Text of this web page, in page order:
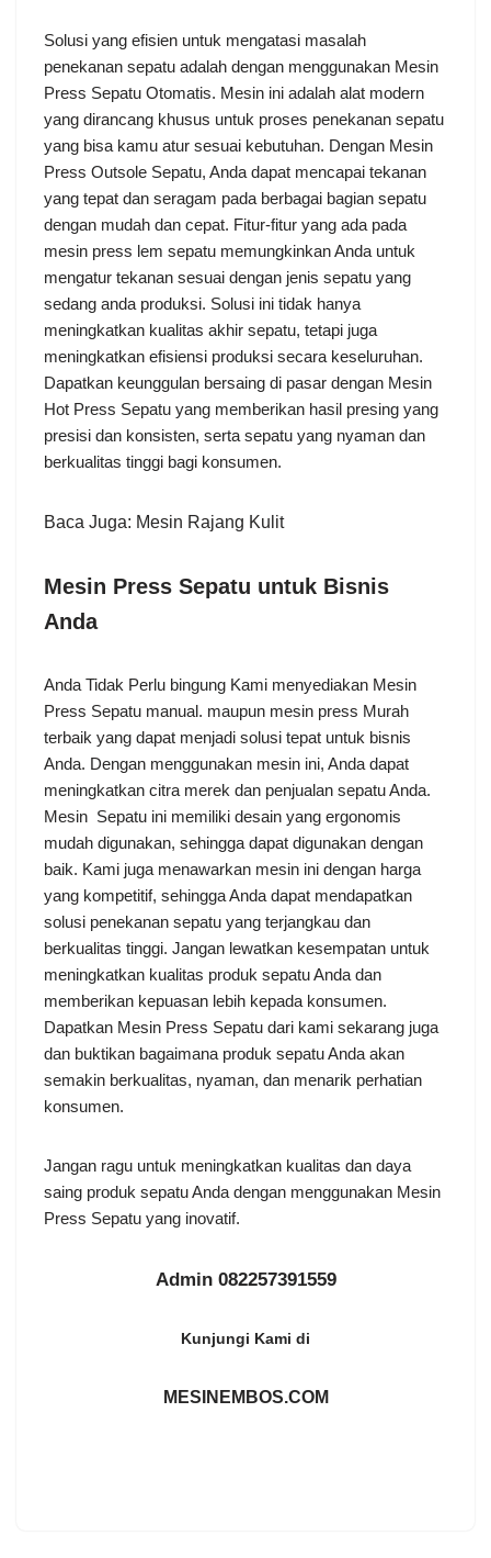
Solusi yang efisien untuk mengatasi masalah
penekanan sepatu adalah dengan menggunakan Mesin
Press Sepatu Otomatis. Mesin ini adalah alat modern
yang dirancang khusus untuk proses penekanan sepatu
yang bisa kamu atur sesuai kebutuhan. Dengan Mesin
Press Outsole Sepatu, Anda dapat mencapai tekanan
yang tepat dan seragam pada berbagai bagian sepatu
dengan mudah dan cepat. Fitur-fitur yang ada pada
mesin press lem sepatu memungkinkan Anda untuk
mengatur tekanan sesuai dengan jenis sepatu yang
sedang anda produksi. Solusi ini tidak hanya
meningkatkan kualitas akhir sepatu, tetapi juga
meningkatkan efisiensi produksi secara keseluruhan.
Dapatkan keunggulan bersaing di pasar dengan Mesin
Hot Press Sepatu yang memberikan hasil presing yang
presisi dan konsisten, serta sepatu yang nyaman dan
berkualitas tinggi bagi konsumen.
Baca Juga: Mesin Rajang Kulit
Mesin Press Sepatu untuk Bisnis
Anda
Anda Tidak Perlu bingung Kami menyediakan Mesin
Press Sepatu manual. maupun mesin press Murah
terbaik yang dapat menjadi solusi tepat untuk bisnis
Anda. Dengan menggunakan mesin ini, Anda dapat
meningkatkan citra merek dan penjualan sepatu Anda.
Mesin Sepatu ini memiliki desain yang ergonomis
mudah digunakan, sehingga dapat digunakan dengan
baik. Kami juga menawarkan mesin ini dengan harga
yang kompetitif, sehingga Anda dapat mendapatkan
solusi penekanan sepatu yang terjangkau dan
berkualitas tinggi. Jangan lewatkan kesempatan untuk
meningkatkan kualitas produk sepatu Anda dan
memberikan kepuasan lebih kepada konsumen.
Dapatkan Mesin Press Sepatu dari kami sekarang juga
dan buktikan bagaimana produk sepatu Anda akan
semakin berkualitas, nyaman, dan menarik perhatian
konsumen.
Jangan ragu untuk meningkatkan kualitas dan daya
saing produk sepatu Anda dengan menggunakan Mesin
Press Sepatu yang inovatif.
Admin 082257391559
Kunjungi Kami di
MESINEMBOS.COM